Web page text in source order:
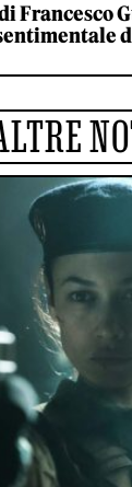
Francesco